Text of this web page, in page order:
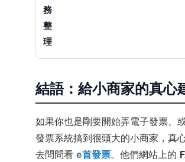
務
整
理
結語：給小商家的真心
如果你也是剛要開始弄電子發票、
發票系統搞到很頭大的小商家，真
去問問看 e首發票。他們網站上的